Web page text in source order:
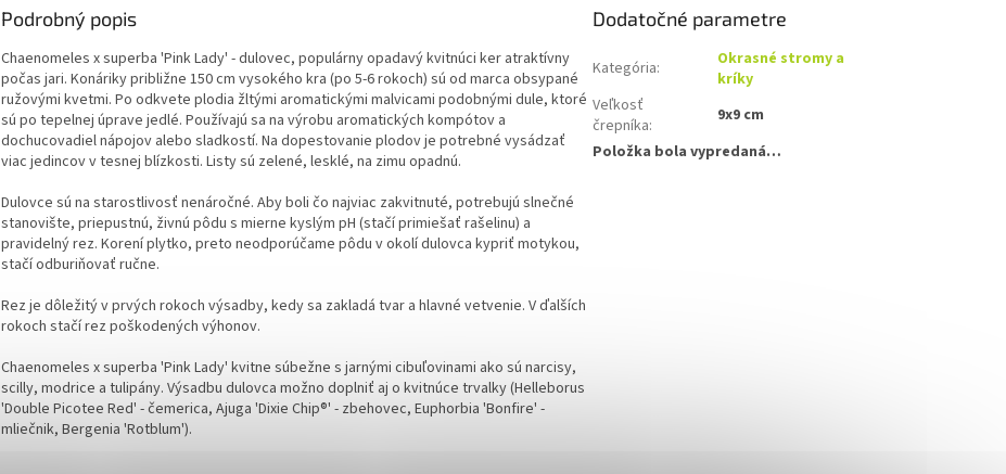
Podrobný popis
Chaenomeles x superba 'Pink Lady' - dulovec, populárny opadavý kvitnúci ker atraktívny
počas jari. Konáriky približne 150 cm vysokého kra (po 5-6 rokoch) sú od marca obsypané
ružovými kvetmi. Po odkvete plodia žltými aromatickými malvicami podobnými dule, ktoré
sú po tepelnej úprave jedlé. Používajú sa na výrobu aromatických kompótov a
dochucovadiel nápojov alebo sladkostí. Na dopestovanie plodov je potrebné vysádzať
viac jedincov v tesnej blízkosti. Listy sú zelené, lesklé, na zimu opadnú.
Dulovce sú na starostlivosť nenáročné. Aby boli čo najviac zakvitnuté, potrebujú slnečné
stanovište, priepustnú, živnú pôdu s mierne kyslým pH (stačí primiešať rašelinu) a
pravidelný rez. Korení plytko, preto neodporúčame pôdu v okolí dulovca kypriť motykou,
stačí odburiňovať ručne.
Rez je dôležitý v prvých rokoch výsadby, kedy sa zakladá tvar a hlavné vetvenie. V ďalších
rokoch stačí rez poškodených výhonov.
Chaenomeles x superba 'Pink Lady' kvitne súbežne s jarnými cibuľovinami ako sú narcisy,
scilly, modrice a tulipány. Výsadbu dulovca možno doplniť aj o kvitnúce trvalky (Helleborus
'Double Picotee Red' - čemerica, Ajuga 'Dixie Chip®' - zbehovec, Euphorbia 'Bonfire' -
mliečnik, Bergenia 'Rotblum').
Dodatočné parametre
Kategória:
Okrasné stromy a
kríky
Veľkosť
črepníka:
9x9 cm
Položka bola vypredaná…